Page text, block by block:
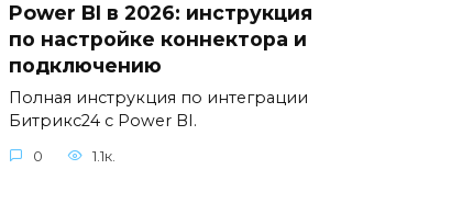
Power BI в 2026: инструкция
по настройке коннектора и
подключению
Полная инструкция по интеграции
Битрикс24 с Power BI.
0 1.1к.